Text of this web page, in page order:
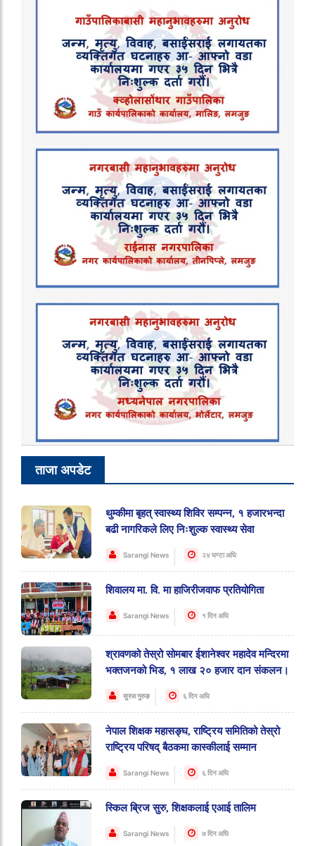
ताजा अपडेट
थुम्कीमा बृहत् स्वास्थ्य शिविर सम्पन्न, १ हजारभन्दा
बढी नागरिकले लिए निःशुल्क स्वास्थ्य सेवा
Sarangi News २४ घण्टा अघि
शिवालय मा. वि. मा हाजिरीजवाफ प्रतियोगिता
Sarangi News १ दिन अघि
श्रावणको तेस्रो सोमबार ईशानेश्वर महादेव मन्दिरमा
भक्तजनको भिड, १ लाख २० हजार दान संकलन।
सुरज गुरुङ ६ दिन अघि
नेपाल शिक्षक महासङ्घ, राष्ट्रिय समितिको तेस्रो
राष्ट्रिय परिषद् बैठकमा कास्कीलाई सम्मान
Sarangi News ६ दिन अघि
स्किल ब्रिज सुरु, शिक्षकलाई एआई तालिम
Sarangi News ७ दिन अघि